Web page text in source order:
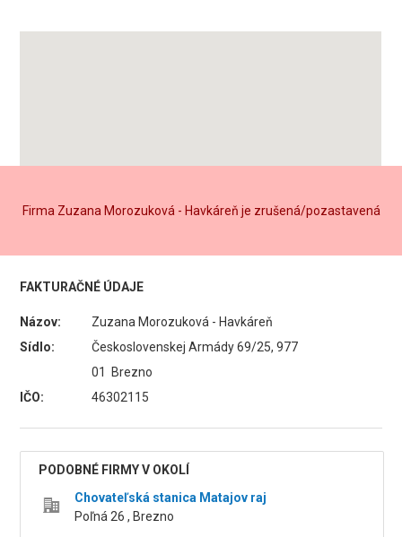
Firma Zuzana Morozuková - Havkáreň je zrušená/pozastavená
FAKTURAČNÉ ÚDAJE
Názov:
Zuzana Morozuková - Havkáreň
Sídlo:
Československej Armády 69/25, 977
01 Brezno
IČO:
46302115
PODOBNÉ FIRMY V OKOLÍ
Chovateľská stanica Matajov raj
Poľná 26 , Brezno